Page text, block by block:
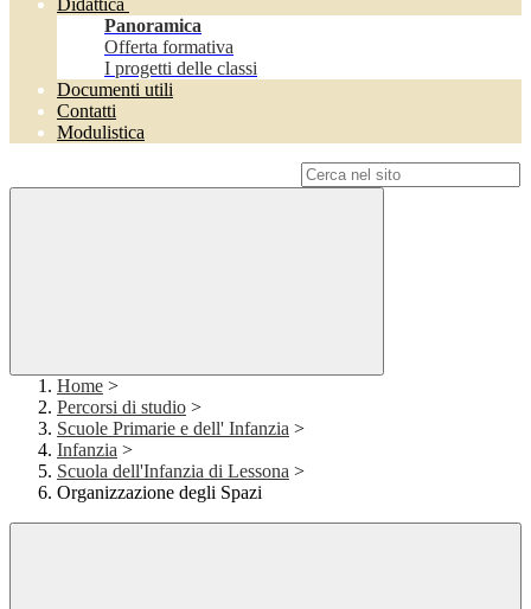
Didattica
Panoramica
Offerta formativa
I progetti delle classi
Documenti utili
Contatti
Modulistica
Home >
Percorsi di studio >
Scuole Primarie e dell' Infanzia >
Infanzia >
Scuola dell'Infanzia di Lessona >
Organizzazione degli Spazi